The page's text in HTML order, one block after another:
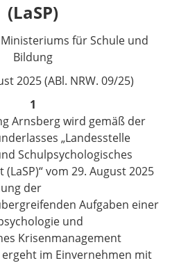
(LaSP)
für Schule und
Bildung
2025 (ABl. NRW. 09/25)
1
Arnsberg wird gemäß der
„Landesstelle
Schulpsychologisches
vom 29. August 2025
der
Aufgaben einer
und
Krisenmanagement
im Einvernehmen mit